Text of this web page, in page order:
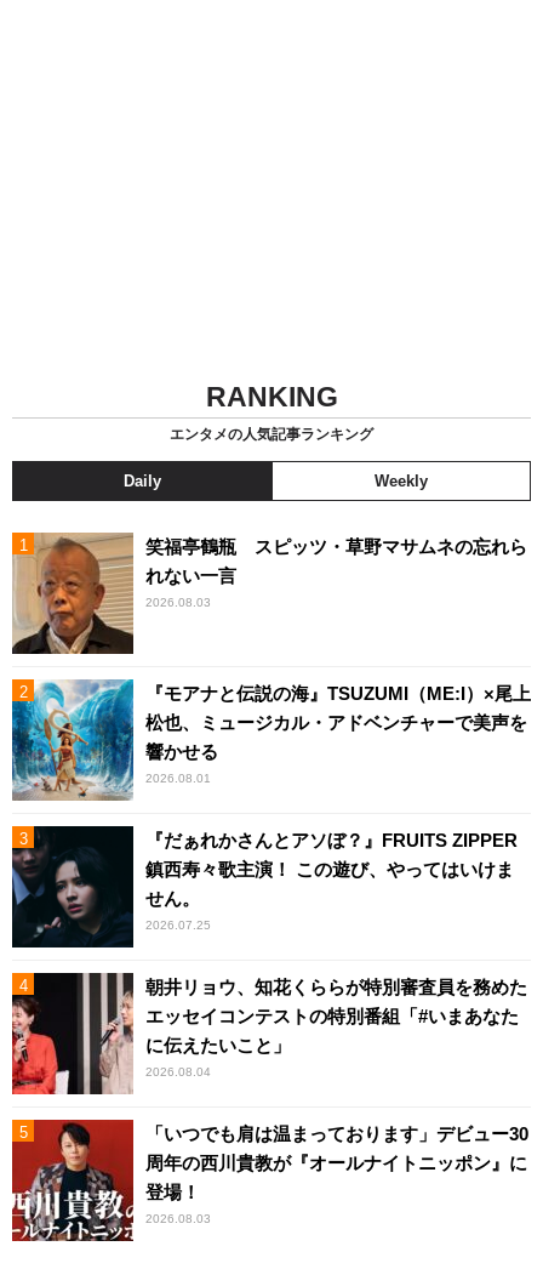
RANKING
エンタメの人気記事ランキング
Daily Weekly
笑福亭鶴瓶 スピッツ・草野マサムネの忘れら
れない一言
2026.08.03
『モアナと伝説の海』TSUZUMI（ME:I）×尾上
松也、ミュージカル・アドベンチャーで美声を
響かせる
2026.08.01
『だぁれかさんとアソぼ？』FRUITS ZIPPER
鎮西寿々歌主演！ この遊び、やってはいけま
せん。
2026.07.25
朝井リョウ、知花くららが特別審査員を務めた
エッセイコンテストの特別番組「#いまあなた
に伝えたいこと」
2026.08.04
「いつでも肩は温まっております」デビュー30
周年の西川貴教が『オールナイトニッポン』に
登場！
2026.08.03